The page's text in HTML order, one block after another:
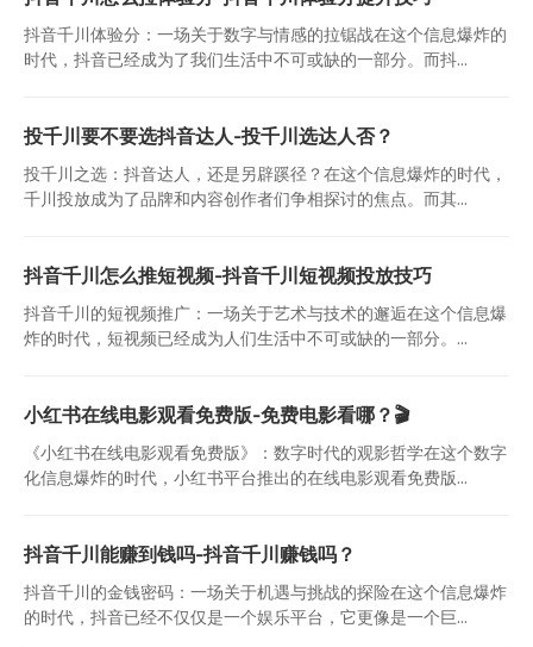
抖音千川体验分：一场关于数字与情感的拉锯战在这个信息爆炸的
时代，抖音已经成为了我们生活中不可或缺的一部分。而抖...
投千川要不要选抖音达人-投千川选达人否？
投千川之选：抖音达人，还是另辟蹊径？在这个信息爆炸的时代，
千川投放成为了品牌和内容创作者们争相探讨的焦点。而其...
抖音千川怎么推短视频-抖音千川短视频投放技巧
抖音千川的短视频推广：一场关于艺术与技术的邂逅在这个信息爆
炸的时代，短视频已经成为人们生活中不可或缺的一部分。...
小红书在线电影观看免费版-免费电影看哪？🎬
《小红书在线电影观看免费版》：数字时代的观影哲学在这个数字
化信息爆炸的时代，小红书平台推出的在线电影观看免费版...
抖音千川能赚到钱吗-抖音千川赚钱吗？
抖音千川的金钱密码：一场关于机遇与挑战的探险在这个信息爆炸
的时代，抖音已经不仅仅是一个娱乐平台，它更像是一个巨...